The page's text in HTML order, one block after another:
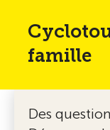
famille
Des